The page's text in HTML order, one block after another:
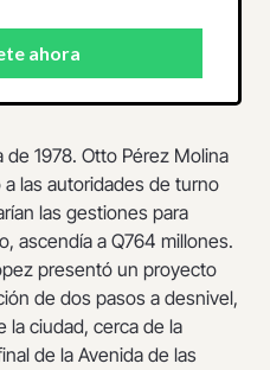
de 1978. Otto Pérez Molina
las autoridades de turno
las gestiones para
ascendía a Q764 millones.
presentó un proyecto
de dos pasos a desnivel,
la ciudad, cerca de la
de la Avenida de las